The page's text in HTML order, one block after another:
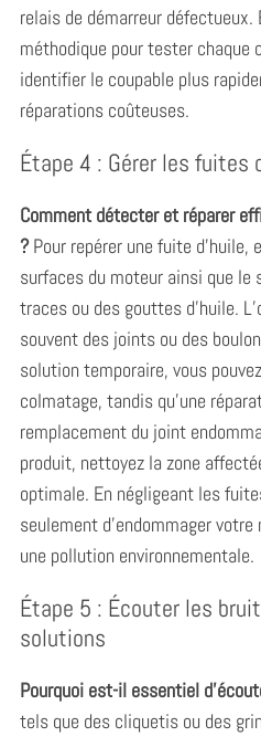
relais de démarreur
méthodique pour tester chaque
identifier le coupable plus
réparations coûteuses.
Étape 4 : Gérer les fuites
Comment détecter et réparer
?Pour repérer une fuite
surfaces du moteur ainsi que le
traces ou des gouttes d’huile.
souvent des joints ou des
solution temporaire, vous
colmatage, tandis qu’une
remplacement du joint
produit, nettoyez la zone
optimale. En négligeant les
seulement d’endommager
une pollution environnementale.
Étape 5 : Écouter les
solutions
Pourquoi est-il essentiel
tels que des cliquetis ou des
S
r
c
h
r
: